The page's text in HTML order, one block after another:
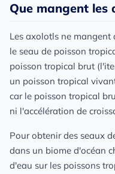
Que mangent les
Les axolotls ne
le seau de poisson
poisson tropical brut
un poisson tropical
car le poisson tropical
ni l'accélération de
Pour obtenir des seaux
dans un biome d'océan
d'eau sur les poissons